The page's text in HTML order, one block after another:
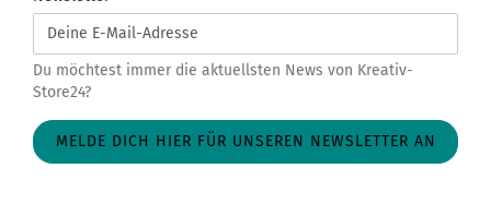
Deine
Mail-
Adresse
Du möchtest immer die aktuellsten News von Kreativ-
Store24?